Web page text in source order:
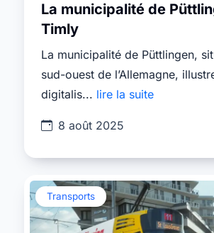
La municipalité de
Timly
La municipalité de Püttlingen,
sud-ouest de l’Allemagne,
digitalis... lire la suite
8 août 2025
Transports